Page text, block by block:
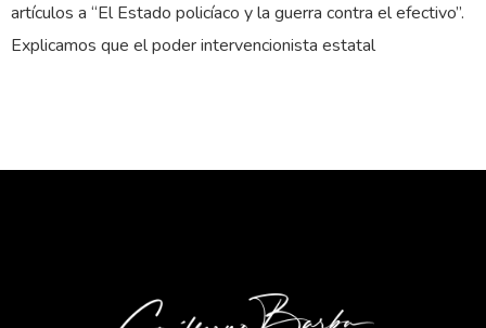
artículos a “El Estado policíaco y la guerra contra el efectivo”.
Explicamos que el poder intervencionista estatal